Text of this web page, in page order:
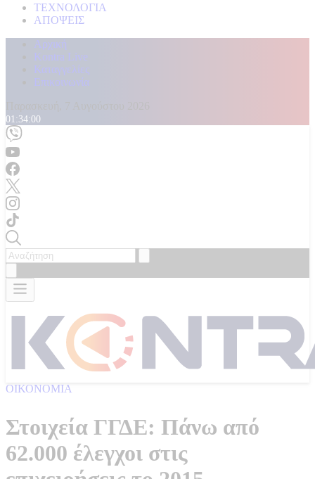
ΤΕΧΝΟΛΟΓΙΑ
ΑΠΟΨΕΙΣ
Αρχική
Kontra Live
Καταγγελίες
Επικοινωνία
01:34:02
ΟΙΚΟΝΟΜΙΑ
Στοιχεία ΓΓΔΕ: Πάνω από
62.000 έλεγχοι στις